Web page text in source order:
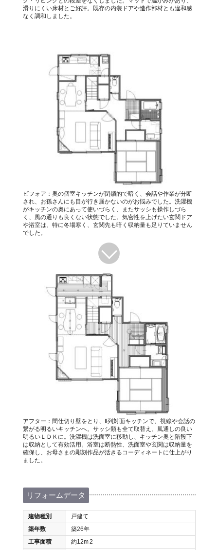
滑りにくい床材とご好評。既存の内装ドアや造作部材とも違和感
なく調和しました。
ビフォア：奥の個室キッチンが閉鎖的で暗く、会話や作業が分断
され、お孫さんにも目が行き届かないのがお悩みでした。洗濯機
がキッチンの奥にあって使いづらく、またサッシも操作しづら
く、風の通りも良くない状態でした。気密性を上げたい玄関ドア
や浴室は、特に冬場寒く、玄関先も暗く収納量も足りていません
でした。
アフター：間仕切り壁をとり、Ⅱ列対面キッチンで、視線や会話の
繋がる明るいキッチンへ。サッシ類も全て取替え、風通しの良い
明るいＬＤＫに。洗濯機は洗面室に移動し、キッチン奥と階段下
は収納として有効活用。浴室は断熱性、洗面室や玄関は収納量を
確保し、お母さまの彫刻作品が活きるコーディネートに仕上がり
ました。
リフォームデータ
建物種別
戸建て
築年数
築26年
工事面積
約12m2